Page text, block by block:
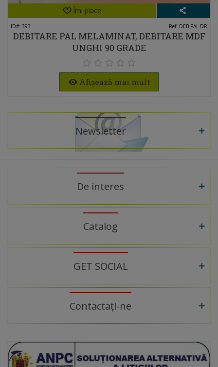
Îmi place
ID#: 393 Ref: DEB-PAL-DR
DEBITARE PAL MELAMINAT, DEBITARE MDF
UNGHI 90 GRADE
Afișează mai mult
Newsletter
De interes
Catalog
GET SOCIAL
Contactați-ne